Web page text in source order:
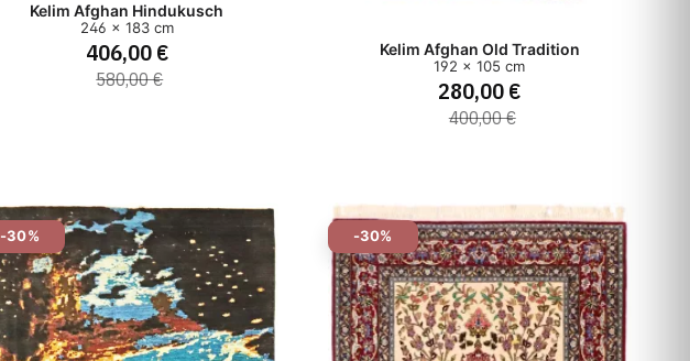
Kelim Afghan Hindukusch
246 x 183 cm
406,00 €
580,00 €
Kelim Afghan Old Tradition
192 x 105 cm
280,00 €
400,00 €
-30% -30%